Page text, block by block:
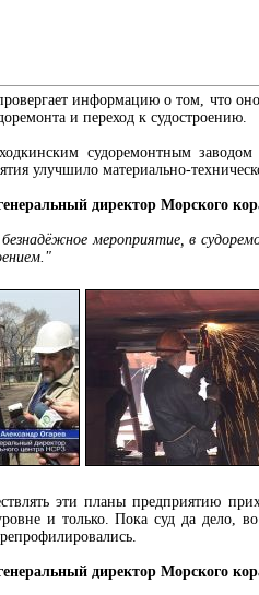
информацию о том, что оно
и переход к судостроению.
судоремонтным
улучшило материально-
директор Морского
мероприятие, в
эти планы предприятию
и только. Пока суд да
директор Морского